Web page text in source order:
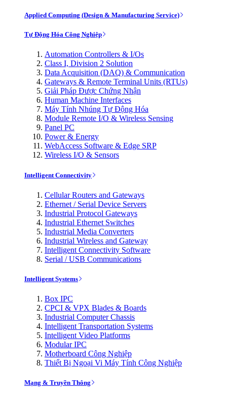
Applied Computing (Design & Manufacturing Service)
Tự Động Hóa Công Nghiệp
Automation Controllers & I/Os
Class I, Division 2 Solution
Data Acquisition (DAQ) & Communication
Gateways & Remote Terminal Units (RTUs)
Giải Pháp Được Chứng Nhận
Human Machine Interfaces
Máy Tính Nhúng Tự Động Hóa
Module Remote I/O & Wireless Sensing
Panel PC
Power & Energy
WebAccess Software & Edge SRP
Wireless I/O & Sensors
Intelligent Connectivity
Cellular Routers and Gateways
Ethernet / Serial Device Servers
Industrial Protocol Gateways
Industrial Ethernet Switches
Industrial Media Converters
Industrial Wireless and Gateway
Intelligent Connectivity Software
Serial / USB Communications
Intelligent Systems
Box IPC
CPCI & VPX Blades & Boards
Industrial Computer Chassis
Intelligent Transportation Systems
Intelligent Video Platforms
Modular IPC
Motherboard Công Nghiệp
Thiết Bị Ngoại Vi Máy Tính Công Nghiệp
Mạng & Truyền Thông